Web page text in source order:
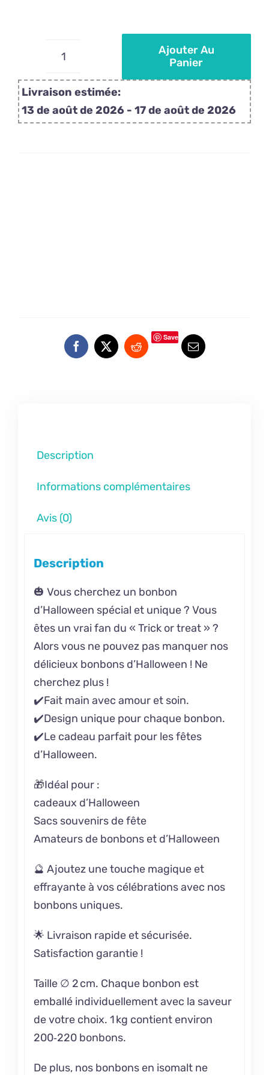
quantité
de
Bonbons
personnalisés
Ajouter Au
Panier
Livraison estimée:
13 de août de 2026 - 17 de août de 2026
Save
Description
Informations complémentaires
Avis (0)
Description
🎃 Vous cherchez un bonbon
d’Halloween spécial et unique ? Vous
êtes un vrai fan du « Trick or treat » ?
Alors vous ne pouvez pas manquer nos
délicieux bonbons d’Halloween ! Ne
cherchez plus !
✔️Fait main avec amour et soin.
✔️Design unique pour chaque bonbon.
✔️Le cadeau parfait pour les fêtes
d’Halloween.
🎁Idéal pour :
cadeaux d’Halloween
Sacs souvenirs de fête
Amateurs de bonbons et d’Halloween
🔮 Ajoutez une touche magique et
effrayante à vos célébrations avec nos
bonbons uniques.
🌟 Livraison rapide et sécurisée.
Satisfaction garantie !
Taille ∅ 2 cm. Chaque bonbon est
emballé individuellement avec la saveur
de votre choix. 1 kg contient environ
200‑220 bonbons.
De plus, nos bonbons en isomalt ne